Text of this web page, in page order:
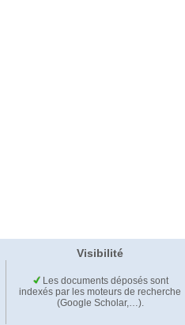
Visibilité
Les documents déposés sont
indexés par les moteurs de recherche
(Google Scholar,…).